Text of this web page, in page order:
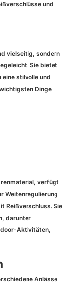
und
vielseitig, sondern
Sie bietet
eine stilvolle und
Dinge
verfügt
Weitenregulierung
Reißverschluss. Sie
darunter
Aktivitäten,
Anlässe